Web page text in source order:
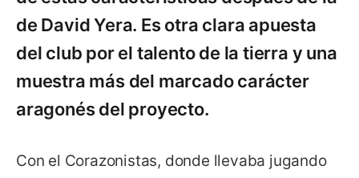
de David Yera. Es otra clara apuesta
del club por el talento de la tierra y una
muestra más del marcado carácter
aragonés del proyecto.
Con el Corazonistas, donde llevaba jugando